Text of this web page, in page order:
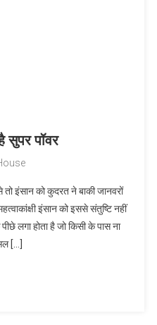
सुपर पॉवर
तो इंसान को कुदरत ने बाकी जानवरों
इंसान को इससे संतुष्टि नहीं
लगा होता है जो किसी के पास ना
[…]